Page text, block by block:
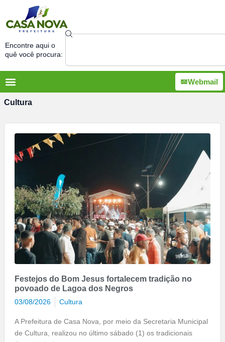
para
conteúdo
Encontre aqui o
quê você procura:
Search
Webmail
Cultura
Festejos do Bom Jesus fortalecem tradição no
povoado de Lagoa dos Negros
03/08/2026 Cultura
A Prefeitura de Casa Nova, por meio da Secretaria Municipal
de Cultura, realizou no último sábado (1) os tradicionais